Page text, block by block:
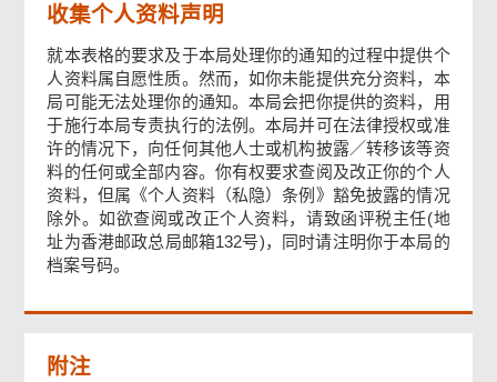
第 2 部
第 3 部
申请人签署
确认通知书
收集个人资料声明
就本表格的要求及于本局处理你的通知的过程中提供个
人资料属自愿性质。然而，如你未能提供充分资料，本
局可能无法处理你的通知。本局会把你提供的资料，用
于施行本局专责执行的法例。本局并可在法律授权或准
许的情况下，向任何其他人士或机构披露／转移该等资
料的任何或全部内容。你有权要求查阅及改正你的个人
资料，但属《个人资料（私隐）条例》豁免披露的情况
除外。如欲查阅或改正个人资料，请致函评税主任(地
址为香港邮政总局邮箱132号)，同时请注明你于本局的
档案号码。
附注